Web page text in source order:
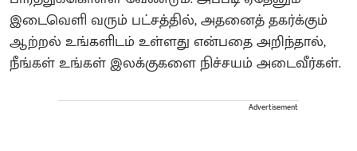
இடைவெளி வரும் பட்சத்தில், அதனைத் தகர்க்கும்
ஆற்றல் உங்களிடம் உள்ளது என்பதை அறிந்தால்,
நீங்கள் உங்கள் இலக்குகளை நிச்சயம் அடைவீர்கள்.
Advertisement